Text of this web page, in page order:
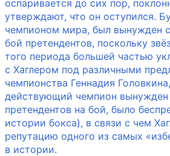
оспаривается до сих пор,
утверждают, что он оступился.
чемпионом мира, был вынужден
бой претендентов, поскольку
того периода большей частью
с Хаглером под различными
чемпионства Геннадия
действующий чемпион вынужден
претендентов на бой, было
истории бокса), в связи с чем
репутацию одного из самых
в истории.